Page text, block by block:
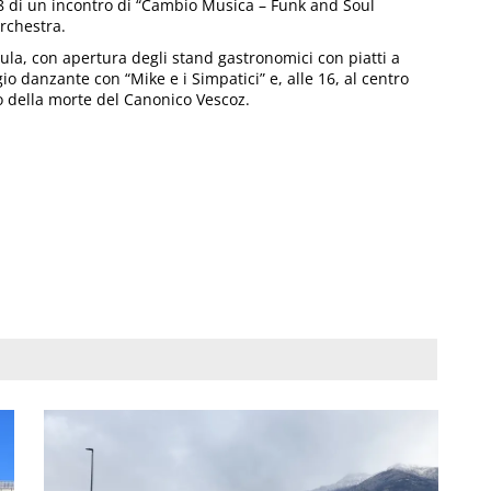
un incontro di “Cambio Musica – Funk and Soul
con apertura degli stand gastronomici con piatti a
danzante con “Mike e i Simpatici” e, alle 16, al centro
morte del Canonico Vescoz.